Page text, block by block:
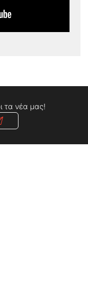
τα νέα μας!